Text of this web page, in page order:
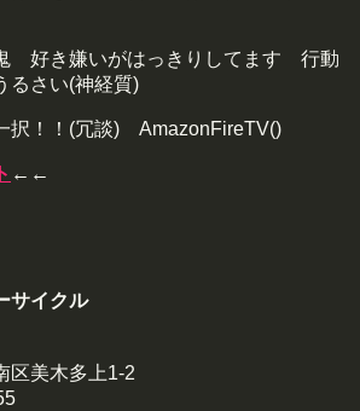
好き嫌いがはっきりしてます 行動
さい(神経質)
択！！(冗談) AmazonFireTV()
←←
サイクル
区美木多上1-2